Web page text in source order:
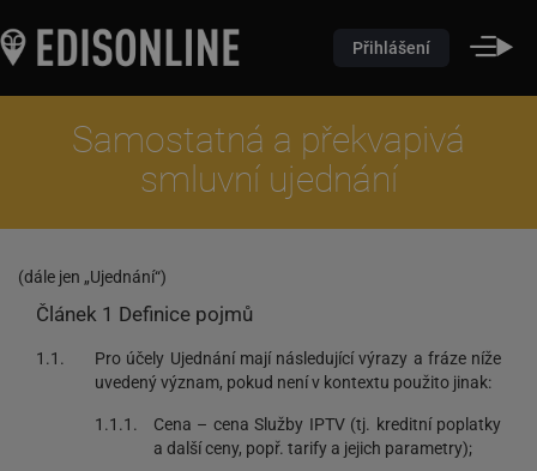
Přihlášení
Samostatná a překvapivá
smluvní ujednání
(dále jen „Ujednání“)
Článek 1 Definice pojmů
1.1.
Pro účely Ujednání mají následující výrazy a fráze níže
uvedený význam, pokud není v kontextu použito jinak:
1.1.1.
Cena – cena Služby IPTV (tj. kreditní poplatky
a další ceny, popř. tarify a jejich parametry);